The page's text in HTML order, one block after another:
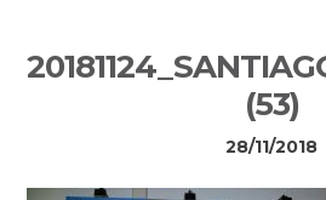
(53)
28/11/2018
Sidebar